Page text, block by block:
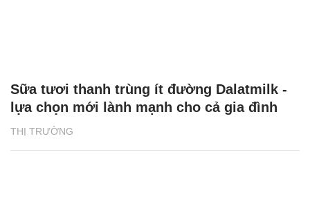
THỊ TRƯỜNG
Sữa tươi thanh trùng ít đường Dalatmilk -
lựa chọn mới lành mạnh cho cả gia đình